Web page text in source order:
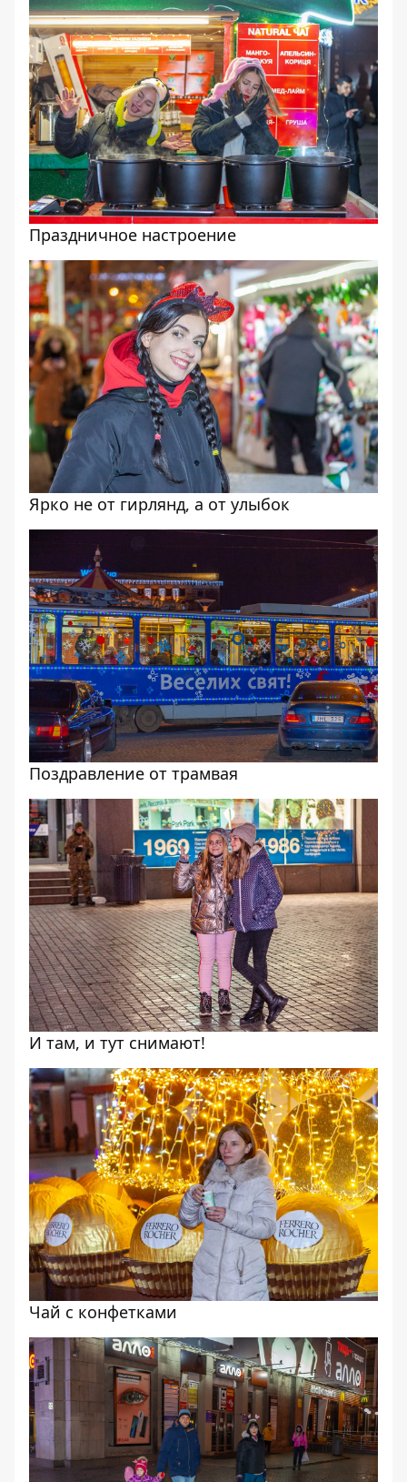
Праздничное настроение
Ярко не от гирлянд, а от улыбок
Поздравление от трамвая
И там, и тут снимают!
Чай с конфетками